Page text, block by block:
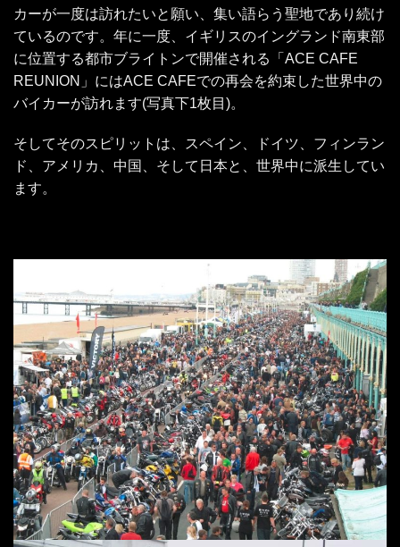
カーが一度は訪れたいと願い、集い語らう聖地であり続け
ているのです。年に一度、イギリスのイングランド南東部
に位置する都市ブライトンで開催される「ACE CAFE
REUNION」にはACE CAFEでの再会を約束した世界中の
バイカーが訪れます(写真下1枚目)。
そしてそのスピリットは、スペイン、ドイツ、フィンラン
ド、アメリカ、中国、そして日本と、世界中に派生してい
ます。